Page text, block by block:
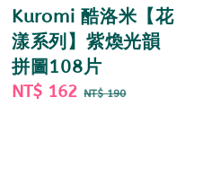
Kuromi 酷洛米【花
漾系列】紫煥光韻
拼圖108片
Sale
NT$ 162 Regular
NT$ 190